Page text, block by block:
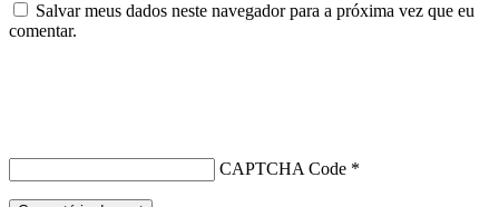
Salvar meus dados neste navegador para a próxima vez que eu
comentar.
CAPTCHA Code *